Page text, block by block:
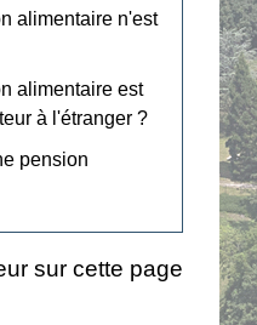
alimentaire n'est
alimentaire est
à l'étranger ?
pension
sur cette page